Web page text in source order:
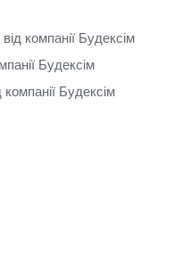
компанії Будексім
Будексім
Будексім